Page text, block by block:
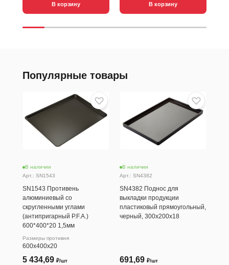
В корзину В корзину
Популярные товары
В наличии
Арт.: SN1543
SN1543 Противень
алюминиевый со
скругленными углами
(антипригарный P.F.A.)
600*400*20 1,5мм
Размеры противня
600х400х20
5 434,69 ₽/шт
В наличии
Арт.: SN4382
SN4382 Поднос для
выкладки продукции
пластиковый прямоугольный,
черный, 300х200х18
691,69 ₽/шт